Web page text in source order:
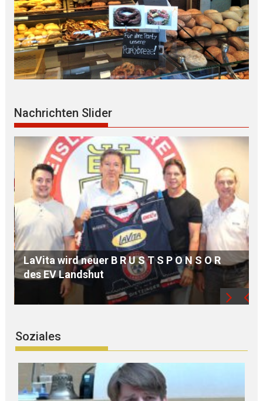
Nachrichten Slider
MdB Oßner: E L E K T R I F I Z I E R U N G der
Bahnstrecke MÜHLDORF-LANDSHUT stärkt
die Region
Soziales